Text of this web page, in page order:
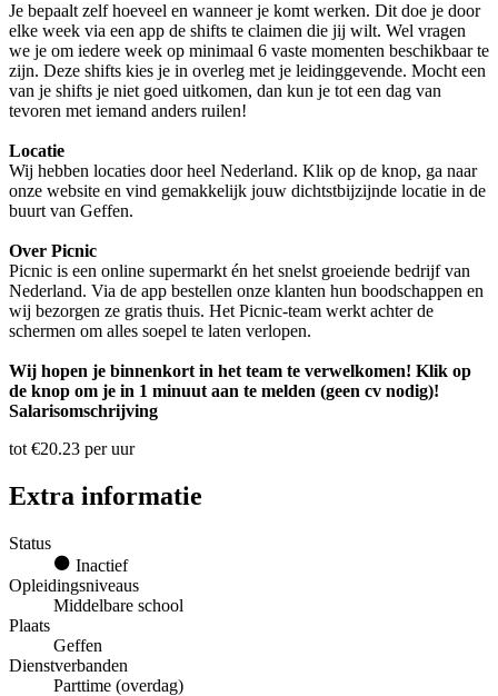
Je bepaalt zelf hoeveel en wanneer je komt werken. Dit doe je door
elke week via een app de shifts te claimen die jij wilt. Wel vragen
we je om iedere week op minimaal 6 vaste momenten beschikbaar te
zijn. Deze shifts kies je in overleg met je leidinggevende. Mocht een
van je shifts je niet goed uitkomen, dan kun je tot een dag van
tevoren met iemand anders ruilen!
Locatie
Wij hebben locaties door heel Nederland. Klik op de knop, ga naar
onze website en vind gemakkelijk jouw dichtstbijzijnde locatie in de
buurt van Geffen.
Over Picnic
Picnic is een online supermarkt én het snelst groeiende bedrijf van
Nederland. Via de app bestellen onze klanten hun boodschappen en
wij bezorgen ze gratis thuis. Het Picnic-team werkt achter de
schermen om alles soepel te laten verlopen.
Wij hopen je binnenkort in het team te verwelkomen! Klik op
de knop om je in 1 minuut aan te melden (geen cv nodig)!
Salarisomschrijving
tot €20.23 per uur
Extra informatie
Status
Inactief
Opleidingsniveaus
Middelbare school
Plaats
Geffen
Dienstverbanden
Parttime (overdag)